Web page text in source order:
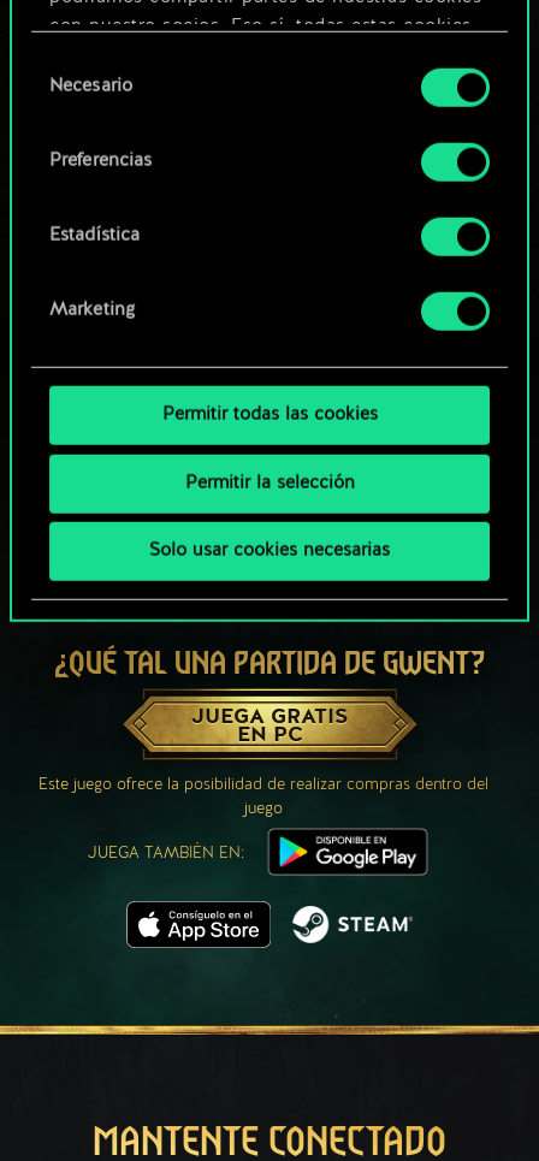
con nuestro socios. Eso sí, todas estas cookies
Encontrarás todos los detalles sobre nuestro uso
preferencias al respecto en el menú «Ajustes» de
deNecesario
Preferencias
Estadística
Marketing
Permitir todas las cookies
Permitir la selección
Solo usar cookies necesarias
Editar baraja
Explorar las barajas de la
¿QUÉ TAL UNA PARTIDA DE GWENT?
JUEGA GRATIS
EN PC
Este juego ofrece la posibilidad de realizar compras dentro del
juego
JUEGA TAMBIÉN EN:
MANTENTE CONECTADO